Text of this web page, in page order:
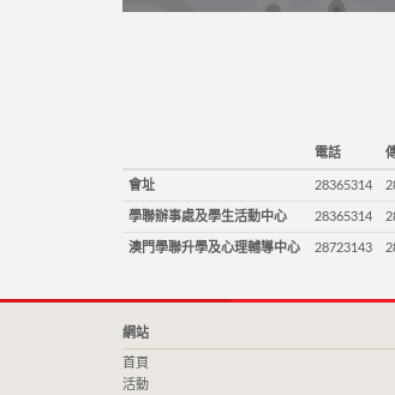
電話
會址 28365314
學聯辦事處及學生活動中心 28365314
澳門學聯升學及心理輔導中心 28723143
網站
首頁
活動